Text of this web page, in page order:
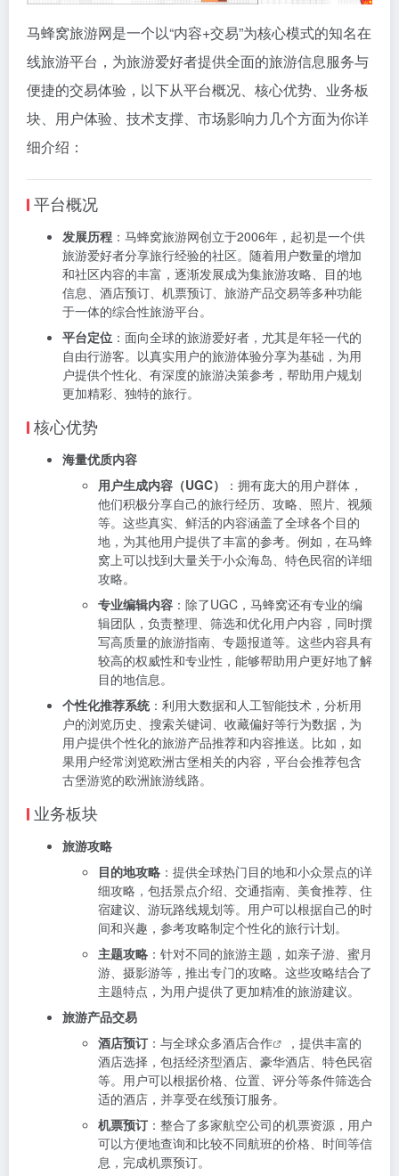
马蜂窝旅游网是一个以“内容+交易”为核心模式的知名在
线旅游平台，为旅游爱好者提供全面的旅游信息服务与
便捷的交易体验，以下从平台概况、核心优势、业务板
块、用户体验、技术支撑、市场影响力几个方面为你详
细介绍：
平台概况
发展历程 ：马蜂窝旅游网创立于2006年，起初是一个供
旅游爱好者分享旅行经验的社区。随着用户数量的增加
和社区内容的丰富，逐渐发展成为集旅游攻略、目的地
信息、酒店预订、机票预订、旅游产品交易等多种功能
于一体的综合性旅游平台。
平台定位 ：面向全球的旅游爱好者，尤其是年轻一代的
自由行游客。以真实用户的旅游体验分享为基础，为用
户提供个性化、有深度的旅游决策参考，帮助用户规划
更加精彩、独特的旅行。
核心优势
海量优质内容
用户生成内容（UGC）
：拥有庞大的用户群体，
他们积极分享自己的旅行经历、攻略、照片、视频
等。这些真实、鲜活的内容涵盖了全球各个目的
地，为其他用户提供了丰富的参考。例如，在马蜂
窝上可以找到大量关于小众海岛、特色民宿的详细
攻略。
专业编辑内容 ：除了UGC，马蜂窝还有专业的编
辑团队，负责整理、筛选和优化用户内容，同时撰
写高质量的旅游指南、专题报道等。这些内容具有
较高的权威性和专业性，能够帮助用户更好地了解
目的地信息。
个性化推荐系统：利用大数据和人工智能技术，分析用
户的浏览历史、搜索关键词、收藏偏好等行为数据，为
用户提供个性化的旅游产品推荐和内容推送。比如，如
果用户经常浏览欧洲古堡相关的内容，平台会推荐包含
古堡游览的欧洲旅游线路。
业务板块
旅游攻略
目的地攻略 ：提供全球热门目的地和小众景点的详
细攻略，包括景点介绍、交通指南、美食推荐、住
宿建议、游玩路线规划等。用户可以根据自己的时
间和兴趣，参考攻略制定个性化的旅行计划。
主题攻略 ：针对不同的旅游主题，如亲子游、蜜月
游、摄影游等，推出专门的攻略。这些攻略结合了
主题特点，为用户提供了更加精准的旅游建议。
旅游产品交易
酒店预订 ：与全球众多酒店合作
，提供丰富的
酒店选择，包括经济型酒店、豪华酒店、特色民宿
等。用户可以根据价格、位置、评分等条件筛选合
适的酒店，并享受在线预订服务。
机票预订 ：整合了多家航空公司的机票资源，用户
可以方便地查询和比较不同航班的价格、时间等信
息，完成机票预订。